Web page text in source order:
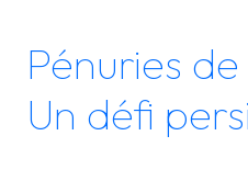
Pénuries
Un défi